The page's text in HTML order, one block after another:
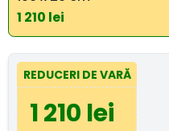
1 210 lei
REDUCERI DE VARĂ
1 210 lei